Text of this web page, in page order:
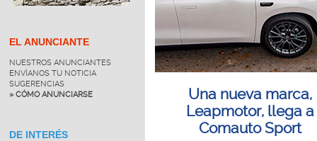
EL ANUNCIANTE
NUESTROS ANUNCIANTES
ENVÍANOS TU NOTICIA
SUGERENCIAS
» CÓMO ANUNCIARSE
DE INTERÉS
Una nueva marca,
Leapmotor, llega a
Comauto Sport